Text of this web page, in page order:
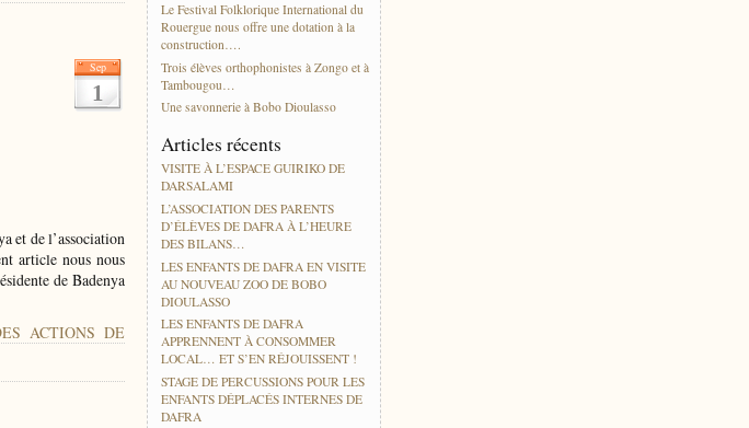
Sep
1
et de l’association
article nous nous
de Badenya
ACTIONS DE
Le Festival Folklorique International du
Rouergue nous offre une dotation à la
construction….
Trois élèves orthophonistes à Zongo et à
Tambougou…
Une savonnerie à Bobo Dioulasso
Articles récents
VISITE À L’ESPACE GUIRIKO DE
DARSALAMI
L’ASSOCIATION DES PARENTS
D’ÉLÈVES DE DAFRA À L’HEURE
DES BILANS…
LES ENFANTS DE DAFRA EN VISITE
AU NOUVEAU ZOO DE BOBO
DIOULASSO
LES ENFANTS DE DAFRA
APPRENNENT À CONSOMMER
LOCAL… ET S’EN RÉJOUISSENT !
STAGE DE PERCUSSIONS POUR LES
ENFANTS DÉPLACÉS INTERNES DE
DAFRA